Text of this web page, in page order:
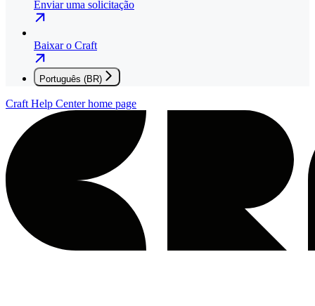
Enviar uma solicitação
Baixar o Craft
Português (BR)
Craft Help Centerhome page